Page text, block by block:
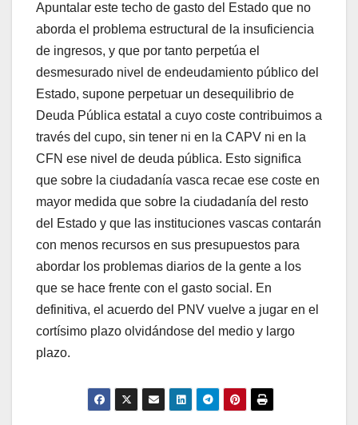
Apuntalar este techo de gasto del Estado que no
aborda el problema estructural de la insuficiencia
de ingresos, y que por tanto perpetúa el
desmesurado nivel de endeudamiento público del
Estado, supone perpetuar un desequilibrio de
Deuda Pública estatal a cuyo coste contribuimos a
través del cupo, sin tener ni en la CAPV ni en la
CFN ese nivel de deuda pública. Esto significa
que sobre la ciudadaní­a vasca recae ese coste en
mayor medida que sobre la ciudadaní­a del resto
del Estado y que las instituciones vascas contarán
con menos recursos en sus presupuestos para
abordar los problemas diarios de la gente a los
que se hace frente con el gasto social. En
definitiva, el acuerdo del PNV vuelve a jugar en el
cortí­simo plazo olvidándose del medio y largo
plazo.